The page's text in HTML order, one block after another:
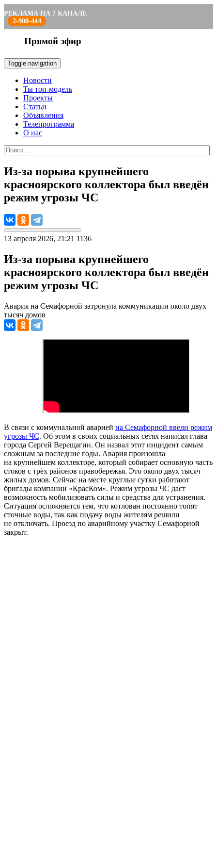
РЕКЛАМА НА 7 КАНАЛЕ
2-900-444
Прямой эфир
Toggle navigation
Новости
Ты топ-модель
Проекты
Статьи
Объявления
Телепрограмма
О нас
Из-за порыва крупнейшего
красноярского коллектора был введён
режим угрозы ЧС
13 апреля 2026, 21:21 1136
Из-за порыва крупнейшего
красноярского коллектора был введён
режим угрозы ЧС
Авария на Семафорной затронула коммуникации около двух
тысяч домов
В связи с коммунальной аварией на Семафорной ввели режим
угрозы ЧС. Об этом в своих социальных сетях написал глава
города Сергей Верещагин. Он назвал этот инцидент самым
сложным за последние годы. Авария произошла
на крупнейшем коллекторе, который собирает основную часть
стоков с трёх районов правобережья. Это около двух тысяч
жилых домов. Сейчас на месте круглые сутки работают
бригады компании «КрасКом». Режим угрозы ЧС даст
возможность мобилизовать силы и средства для устранения.
Ситуация осложняется тем, что котлован постоянно топят
сточные воды, так как подачу воды жителям решили
не отключать. Проезд по аварийному участку Семафорной
закрыт.